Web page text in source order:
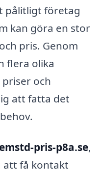
pålitligt företag
kan göra en stor
pris. Genom
flera olika
och
att fatta det
pris-p8a.se,
att få kontakt